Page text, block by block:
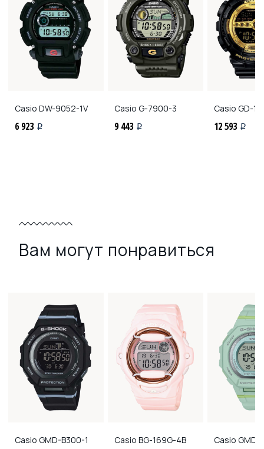
Casio DW-9052-1V
6 923 i
Casio G-7900-3
9 443 i
Casio GD-
12 593 i
Вам могут понравиться
Casio GMD-B300-1 Casio BG-169G-4B Casio GMD-